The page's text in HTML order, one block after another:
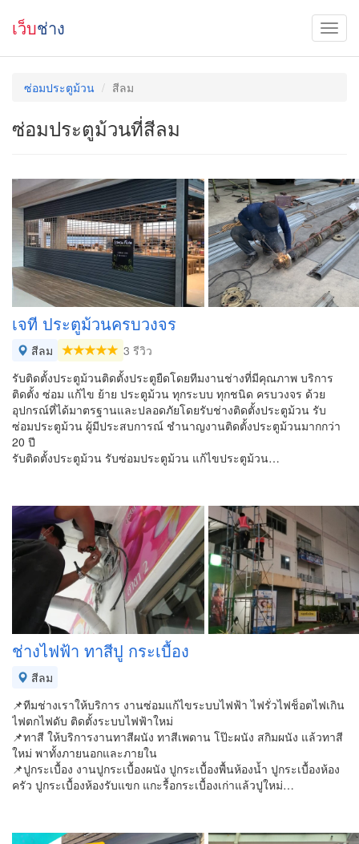
เว็บช่าง
ซ่อมประตูม้วน สีลม
ซ่อมประตูม้วนที่สีลม
เจที ประตูม้วนครบวงจร
สีลม
3 รีวิว
รับติดตั้งประตูม้วนติดตั้งประตูยืดโดยทีมงานช่างที่มีคุณภาพ บริการ
ติดตั้ง ซ่อม แก้ไข ย้าย ประตูม้วน ทุกระบบ ทุกชนิด ครบวงจร ด้วย
อุปกรณ์ที่ได้มาตรฐานและปลอดภัยโดยรับช่างติดตั้งประตูม้วน รับ
ซ่อมประตูม้วน ผู้มีประสบการณ์ ชำนาญงานติดตั้งประตูม้วนมากกว่า
20 ปี
รับติดตั้งประตูม้วน รับซ่อมประตูม้วน แก้ไขประตูม้วน…
ช่างไฟฟ้า ทาสีปู กระเบื้อง
สีลม
📌ทีมช่างเราให้บริการ งานซ่อมแก้ไขระบบไฟฟ้า ไฟรั่วไฟช็อตไฟเกิน
ไฟตกไฟดับ ติดตั้งระบบไฟฟ้าใหม่
📌ทาสี ให้บริการงานทาสีผนัง ทาสีเพดาน โป๊ะผนัง สกิมผนัง แล้วทาสี
ใหม่ พาทั้งภายนอกและภายใน
📌ปูกระเบื้อง งานปูกระเบื้องผนัง ปูกระเบื้องพื้นห้องน้ำ ปูกระเบื้องห้อง
ครัว ปูกระเบื้องห้องรับแขก แกะรื้อกระเบื้องเก่าแล้วปูใหม่…